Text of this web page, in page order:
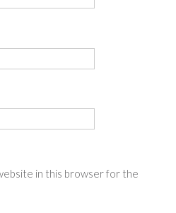
in this browser for the